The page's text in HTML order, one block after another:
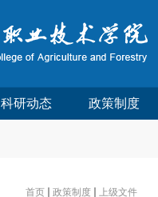
科研动态 政策制度
首页 政策制度 上级文件